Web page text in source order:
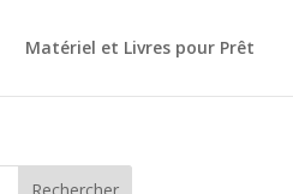
Matériel et Livres pour Prêt